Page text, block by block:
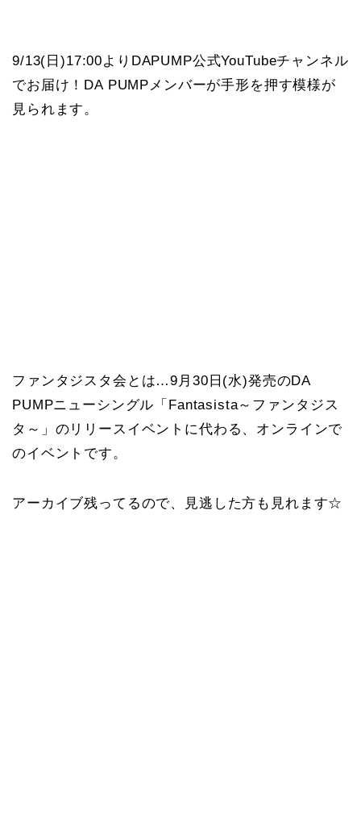
9/13(日)17:00よりDAPUMP公式YouTubeチャンネル
でお届け！DA PUMPメンバーが手形を押す模様が
見られます。
ファンタジスタ会とは…9月30日(水)発売のDA
PUMPニューシングル「Fantasista～ファンタジス
タ～」のリリースイベントに代わる、オンラインで
のイベントです。
アーカイブ残ってるので、見逃した方も見れます☆